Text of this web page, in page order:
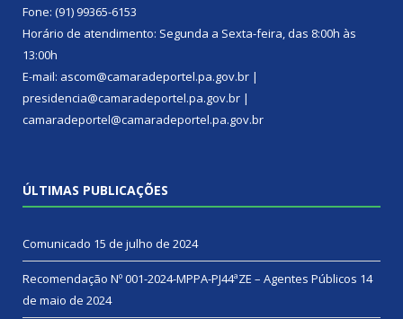
Fone: (91) 99365-6153
Horário de atendimento: Segunda a Sexta-feira, das 8:00h às
13:00h
E-mail: ascom@camaradeportel.pa.gov.br |
presidencia@camaradeportel.pa.gov.br |
camaradeportel@camaradeportel.pa.gov.br
ÚLTIMAS PUBLICAÇÕES
Comunicado 15 de julho de 2024
Recomendação Nº 001-2024-MPPA-PJ44ªZE – Agentes Públicos 14
de maio de 2024